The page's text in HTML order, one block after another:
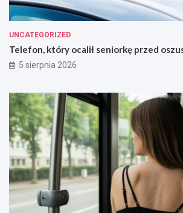
UNCATEGORIZED
Telefon, który ocalił seniorkę przed
5 sierpnia 2026